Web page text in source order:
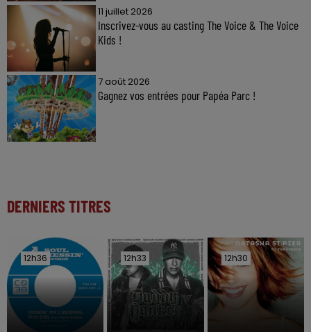
11 juillet 2026
Inscrivez-vous au casting The Voice & The Voice
Kids !
7 août 2026
Gagnez vos entrées pour Papéa Parc !
DERNIERS TITRES
12h36
12h36 12h33
12h33 12h30
12h30